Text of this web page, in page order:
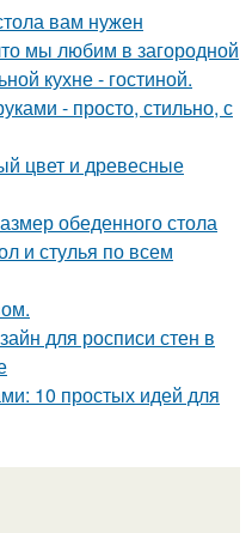
вам нужен
мы любим в загородной
кухне - гостиной.
- просто, стильно, с
цвет и древесные
обеденного стола
и стулья по всем
для росписи стен в
10 простых идей для